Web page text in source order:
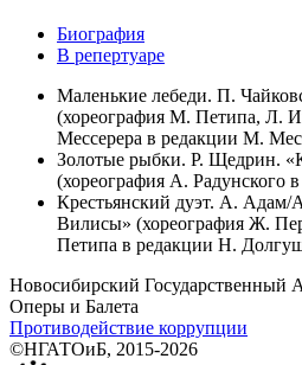
Биография
В репертуаре
Маленькие лебеди. П.
(хореография М. Петипа, Л.
Мессерера в редакции М.
Золотые рыбки. Р. Щедрин.
(хореография А. Радунского
Крестьянский дуэт. А. Адам/
Вилисы» (хореография Ж.
Петипа в редакции Н.
Новосибирский Государственный
Оперы и Балета
Противодействие коррупции
©НГАТОиБ, 2015-2026